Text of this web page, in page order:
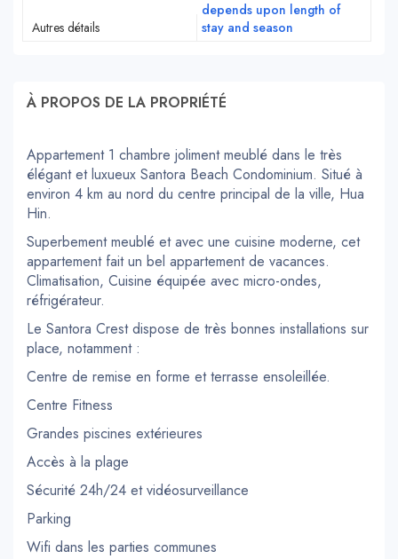
Autres détails
depends upon length of
stay and season
À PROPOS DE LA PROPRIÉTÉ
Appartement 1 chambre joliment meublé dans le très
élégant et luxueux Santora Beach Condominium. Situé à
environ 4 km au nord du centre principal de la ville, Hua
Hin.
Superbement meublé et avec une cuisine moderne, cet
appartement fait un bel appartement de vacances.
Climatisation, Cuisine équipée avec micro-ondes,
réfrigérateur.
Le Santora Crest dispose de très bonnes installations sur
place, notamment :
Centre de remise en forme et terrasse ensoleillée.
Centre Fitness
Grandes piscines extérieures
Accès à la plage
Sécurité 24h/24 et vidéosurveillance
Parking
Wifi dans les parties communes